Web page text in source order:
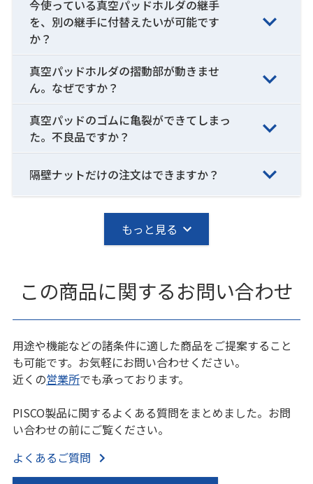
今使っている真空パッドホルダの継手
を、別の継手に付替えたいが可能です
か？
真空パッドホルダの摺動部が動きませ
ん。なぜですか？
真空パッドのゴムに亀裂ができてしまっ
た。不良品ですか？
隔壁ナットだけの注文はできますか？
もっと見る
この商品に関するお問い合わせ
用途や機能などの諸条件に適した商品をご提案すること
も可能です。お気軽にお問い合わせください。
近くの営業所でも承っております。
PISCO製品に関するよくある質問をまとめました。お問
い合わせの前にご覧ください。
よくあるご質問